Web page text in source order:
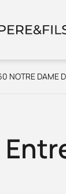
NOTRE DAME